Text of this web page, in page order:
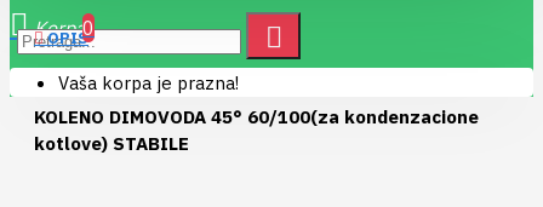
0
Vaša korpa je prazna!
OPIS
KOLENO DIMOVODA 45° 60/100(za kondenzacione
kotlove) STABILE